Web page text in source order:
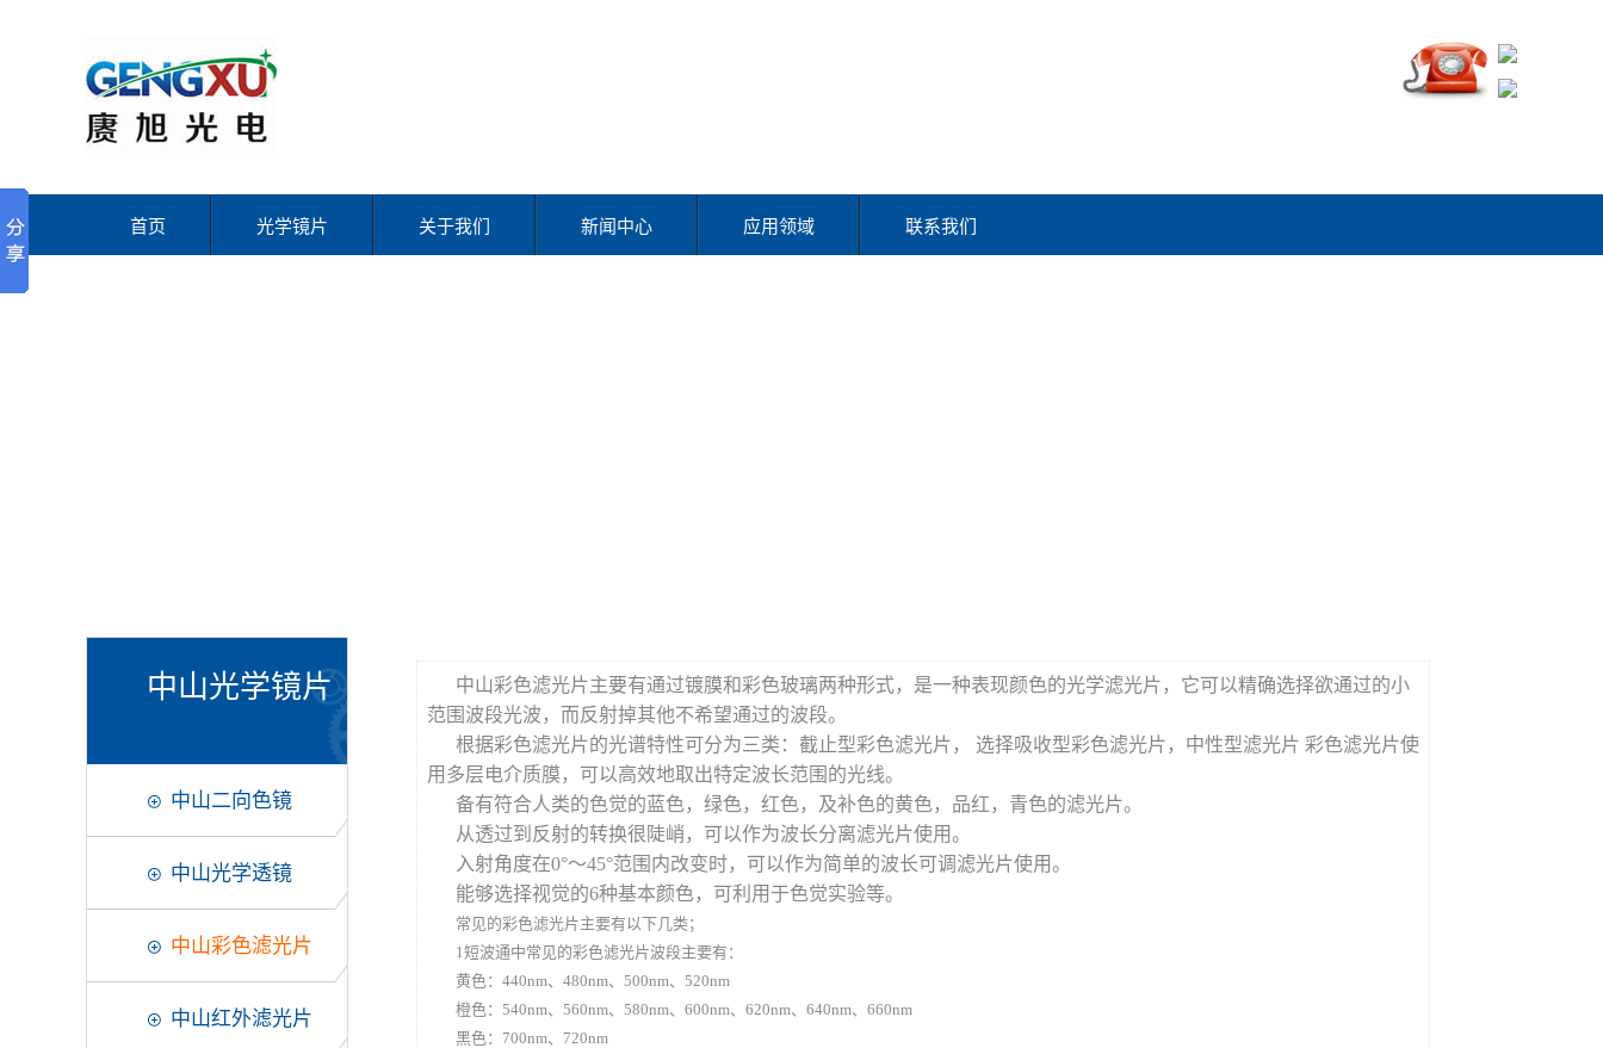
首页 光学镜片 关于我们 新闻中心 应用领域 联系我们
中山光学镜片
中山二向色镜
中山光学透镜
中山彩色滤光片
中山红外滤光片
中山彩色滤光片主要有通过镀膜和彩色玻璃两种形式，是一种表现颜色的光学滤光片，它可以精确选择欲通过的小
范围波段光波，而反射掉其他不希望通过的波段。
根据彩色滤光片的光谱特性可分为三类：截止型彩色滤光片， 选择吸收型彩色滤光片，中性型滤光片 彩色滤光片使
用多层电介质膜，可以高效地取出特定波长范围的光线。
备有符合人类的色觉的蓝色，绿色，红色，及补色的黄色，品红，青色的滤光片。
从透过到反射的转换很陡峭，可以作为波长分离滤光片使用。
入射角度在0°〜45°范围内改变时，可以作为简单的波长可调滤光片使用。
能够选择视觉的6种基本颜色，可利用于色觉实验等。
常见的彩色滤光片主要有以下几类；
1短波通中常见的彩色滤光片波段主要有：
黄色：440nm、480nm、500nm、520nm
橙色：540nm、560nm、580nm、600nm、620nm、640nm、660nm
黑色：700nm、720nm